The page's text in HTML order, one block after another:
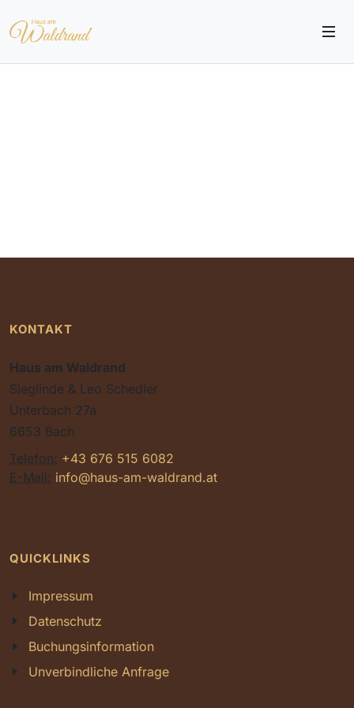
KONTAKT
Haus am Waldrand
Sieglinde & Leo Schedler
Unterbach 27a
6653 Bach
Telefon: +43 676 515 6082
E-Mail: info@haus-am-waldrand.at
QUICKLINKS
Impressum
Datenschutz
Buchungsinformation
Unverbindliche Anfrage